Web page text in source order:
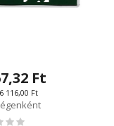
Ft
6 116,00 Ft